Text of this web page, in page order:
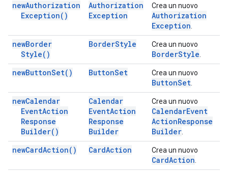
newAuthorization
Exception( )
Authorization
Exception
Crea un nuovo
Authorization
Exception
newBorder
Style( )
BorderStyle Crea un nuovo
BorderStyle
newButtonSet( ) ButtonSet Crea un nuovo
ButtonSet
newCalendar
EventAction
Response
Builder( )
Calendar
EventAction
Response
Builder
Crea un nuovo
CalendarEvent
ActionResponse
Builder
newCardAction( ) CardAction Crea un nuovo
CardAction